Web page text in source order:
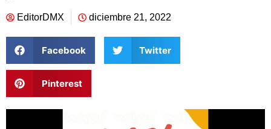
EditorDMX diciembre 21, 2022
Facebook Twitter
Pinterest